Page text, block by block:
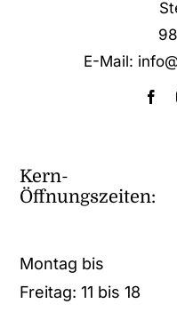
E-Mail:
Kern-
Öffnungszeiten:
Montag bis
Freitag: 11 bis 18